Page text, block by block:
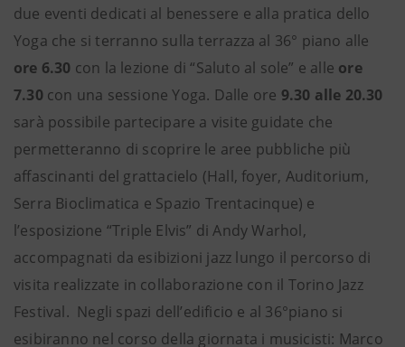
due eventi dedicati al benessere e alla pratica dello
Yoga che si terranno sulla terrazza al 36° piano alle
ore 6.30 con la lezione di “Saluto al sole” e alle ore
7.30 con una sessione Yoga. Dalle ore 9.30 alle 20.30
sarà possibile partecipare a visite guidate che
permetteranno di scoprire le aree pubbliche più
affascinanti del grattacielo (Hall, foyer, Auditorium,
Serra Bioclimatica e Spazio Trentacinque) e
l’esposizione “Triple Elvis” di Andy Warhol,
accompagnati da esibizioni jazz lungo il percorso di
visita realizzate in collaborazione con il Torino Jazz
Festival. Negli spazi dell’edificio e al 36°piano si
esibiranno nel corso della giornata i musicisti: Marco